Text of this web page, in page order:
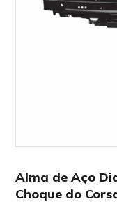
Alma de Aço
Choque do